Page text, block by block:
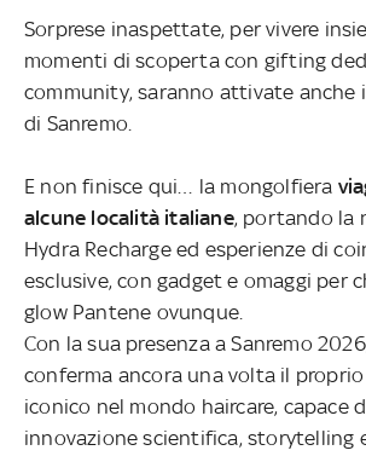
Sorprese inaspettate, per vivere
momenti di scoperta con gifting
community, saranno attivate
di Sanremo.
E non finisce qui… la mongolfiera
alcune località italiane, portando la
Hydra Recharge ed esperienze di
esclusive, con gadget e omaggi per
glow Pantene ovunque.
Con la sua presenza a Sanremo
conferma ancora una volta il
iconico nel mondo haircare, capace
innovazione scientifica, storytelling